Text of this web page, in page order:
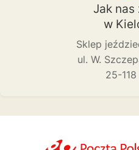
Jak nas
w
Sklep
ul. W.
25-